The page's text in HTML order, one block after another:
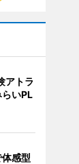
アトラ
いPL
感型